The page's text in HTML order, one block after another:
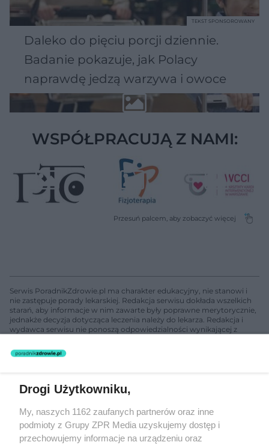
Daleko do pięciu porcji dziennie.
Badanie pokazuje, jak Polacy
naprawdę jedzą warzywa i owoce
TEKST SPONSOROWANY
WSPÓŁPRACUJĄ Z NAMI:
Serwis PoradnikZdrowie.pl ma charakter edukacyjny, nie stanowi i
nie zastępuje porady lekarskiej. Redakcja serwisu dokłada wszelkich
starań, aby informacje w nim zawarte były poprawne merytorycznie,
jednakże decyzja dotycząca leczenia należy do lekarza. Redakcja i
wydawca serwisu nie ponoszą odpowiedzialności wynikającej z
nie prowadzi działalności leczniczej polegającej na udzielaniu
świadczeń zdrowotnych w rozumieniu art. 3 ust 1 ustawy o
Żaden utwór zamieszczony w serwisie nie może być powielany i
rozpowszechniany lub dalej rozpowszechniany w jakikolwiek sposób
(w tym także elektroniczny lub mechaniczny) na jakimkolwiek polu
eksploatacji w jakiejkolwiek formie, włącznie z umieszczaniem w
Drogi Użytkowniku,
My, naszych 1162 zaufanych partnerów oraz inne
podmioty z Grupy ZPR Media uzyskujemy dostęp i
przechowujemy informacje na urządzeniu oraz